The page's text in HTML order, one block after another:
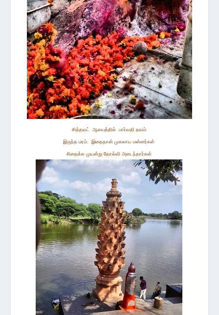
சித்தவட் ஆலயத்தில் பார்வதி தவம்
இருந்த மரம். இதைதான் முகலாய மன்னர்கள்
சிதைக்க முயன்று தோல்வி அடைந்தார்கள்